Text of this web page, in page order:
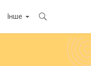
Інше